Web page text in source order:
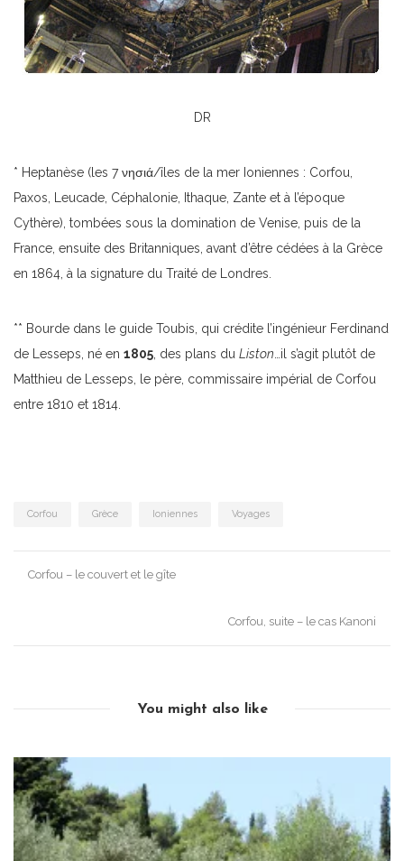
DR
* Heptanèse (les 7 νησιά/îles de la mer Ioniennes : Corfou,
Paxos, Leucade, Céphalonie, Ithaque, Zante et à l’époque
Cythère), tombées sous la domination de Venise, puis de la
France, ensuite des Britanniques, avant d’être cédées à la Grèce
en 1864, à la signature du Traité de Londres.
** Bourde dans le guide Toubis, qui crédite l’ingénieur Ferdinand
de Lesseps, né en 1805 , des plans du Liston …il s’agit plutôt de
Matthieu de Lesseps, le père, commissaire impérial de Corfou
entre 1810 et 1814.
Corfou Grèce Ioniennes Voyages
Post
Corfou – le couvert et le gîte
Corfou, suite – le cas Kanoni
You might also like